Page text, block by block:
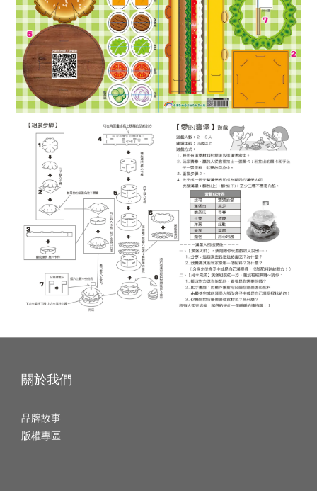
關於我們
品牌故事
版權專區